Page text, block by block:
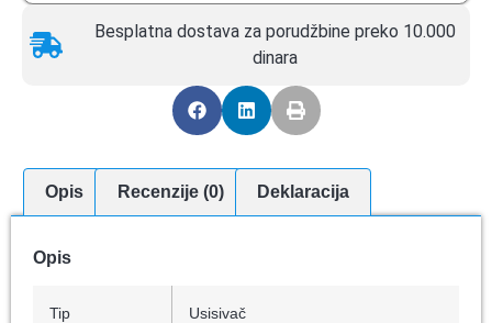
Besplatna dostava za porudžbine preko 10.000
dinara
Opis Recenzije (0) Deklaracija
Opis
Tip Usisivač